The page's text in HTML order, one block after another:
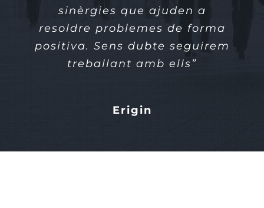
sinèrgies que ajuden a
resoldre problemes de forma
positiva. Sens dubte seguirem
treballant amb ells”
Erigin